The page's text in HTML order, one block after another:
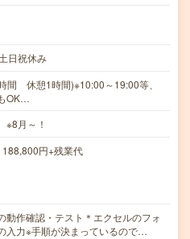
日祝休み
間 休憩1時間)※10:00～19:00等、
OK…
※8月～！
円+残業代
動作確認・テスト＊エクセルのフォ
入力※手順が決まっているので…